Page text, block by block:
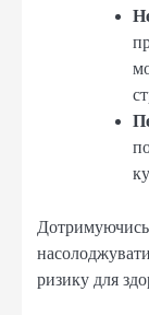
ризику для